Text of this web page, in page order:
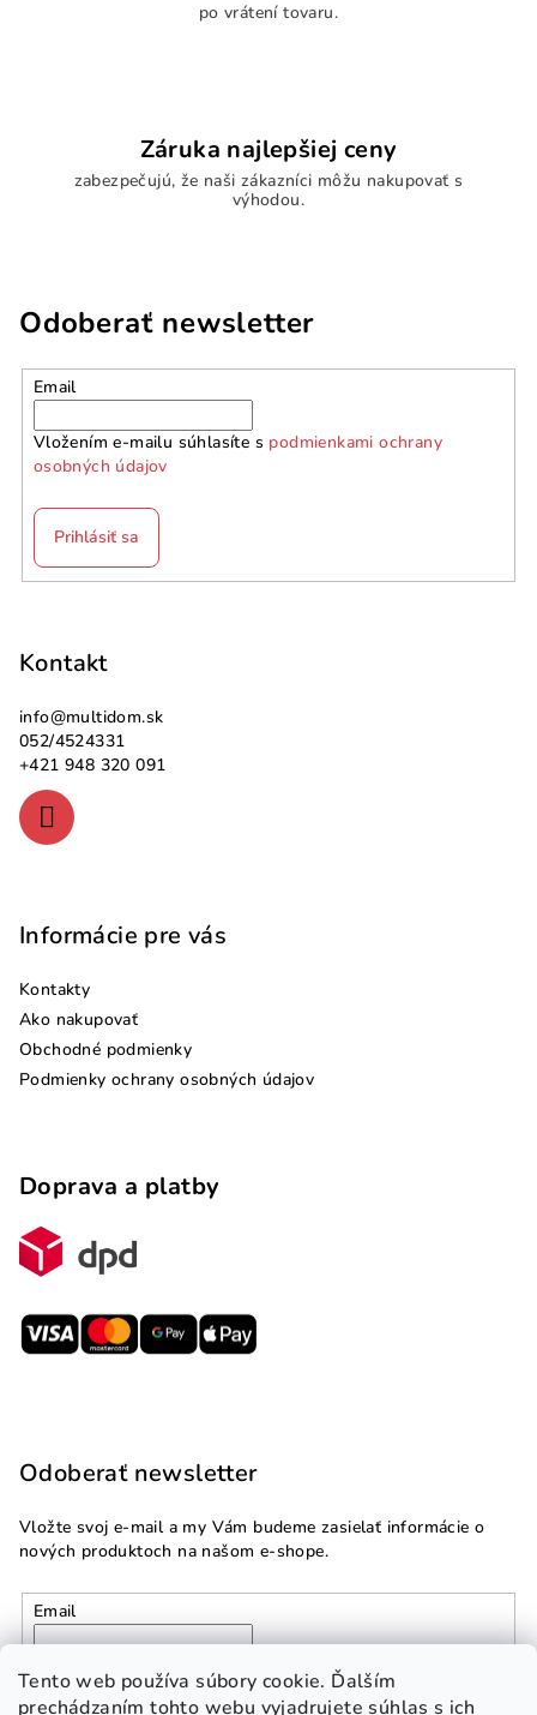
Tento web používa súbory cookie. Ďalším
prechádzaním tohto webu vyjadrujete súhlas s ich
po vrátení tovaru.
Záruka najlepšiej ceny
zabezpečujú, že naši zákazníci môžu nakupovať s
výhodou.
Odoberať newsletter
Email
Vložením e-mailu súhlasíte s podmienkami ochrany
osobných údajov
Prihlásiť sa
Kontakt
info@multidom.sk
052/4524331
+421 948 320 091
Informácie pre vás
Kontakty
Ako nakupovať
Obchodné podmienky
Podmienky ochrany osobných údajov
Doprava a platby
Odoberať newsletter
Vložte svoj e-mail a my Vám budeme zasielať informácie o
nových produktoch na našom e-shope.
Email
podmienkami ochrany
osobných údajov